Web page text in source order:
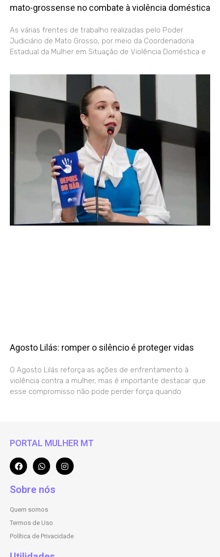
mato-grossense no combate à violência doméstica
As várias frentes de trabalho realizadas pelo Poder
Judiciário de Mato Grosso, por meio da Coordenadoria
Estadual da Mulher em Situação de Violência Doméstica e
Agosto Lilás: romper o silêncio é proteger vidas
O Agosto Lilás reforça as ações de enfrentamento à
violência contra a mulher, mas é importante destacar que
esse compromisso não pode perder força quando
PORTAL MULHER MT
Sobre nós
Quem somos
Termos de Uso
Política de Privacidade